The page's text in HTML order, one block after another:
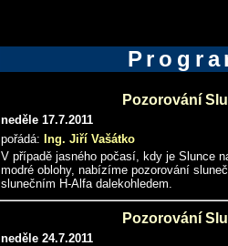
Pozorování
neděle 17.7.2011
pořádá: Ing. Jiří Vašátko
V případě jasného počasí, kdy je Slunce
modré oblohy, nabízíme pozorování
slunečním H-Alfa dalekohledem.
Pozorování
neděle 24.7.2011